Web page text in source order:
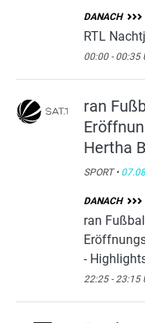
DANACH
RTL
00:00 - 00:35
ran
Hertha
SPORT •
DANACH
ran
-
22:25 - 23:15